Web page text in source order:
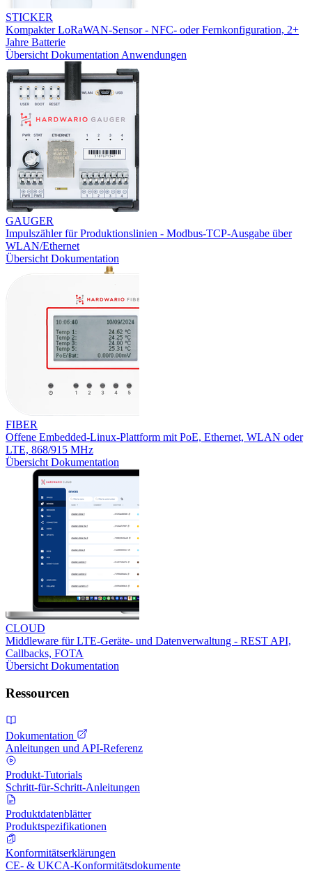
STICKER
Kompakter LoRaWAN-Sensor - NFC- oder Fernkonfiguration, 2+
Jahre Batterie
Übersicht Dokumentation Anwendungen
GAUGER
Impulszähler für Produktionslinien - Modbus-TCP-Ausgabe über
WLAN/Ethernet
Übersicht Dokumentation
FIBER
Offene Embedded-Linux-Plattform mit PoE, Ethernet, WLAN oder
LTE, 868/915 MHz
Übersicht Dokumentation
CLOUD
Middleware für LTE-Geräte- und Datenverwaltung - REST API,
Callbacks, FOTA
Übersicht Dokumentation
Ressourcen
Dokumentation
Anleitungen und API-Referenz
Produkt-Tutorials
Schritt-für-Schritt-Anleitungen
Produktdatenblätter
Produktspezifikationen
Konformitätserklärungen
CE- & UKCA-Konformitätsdokumente